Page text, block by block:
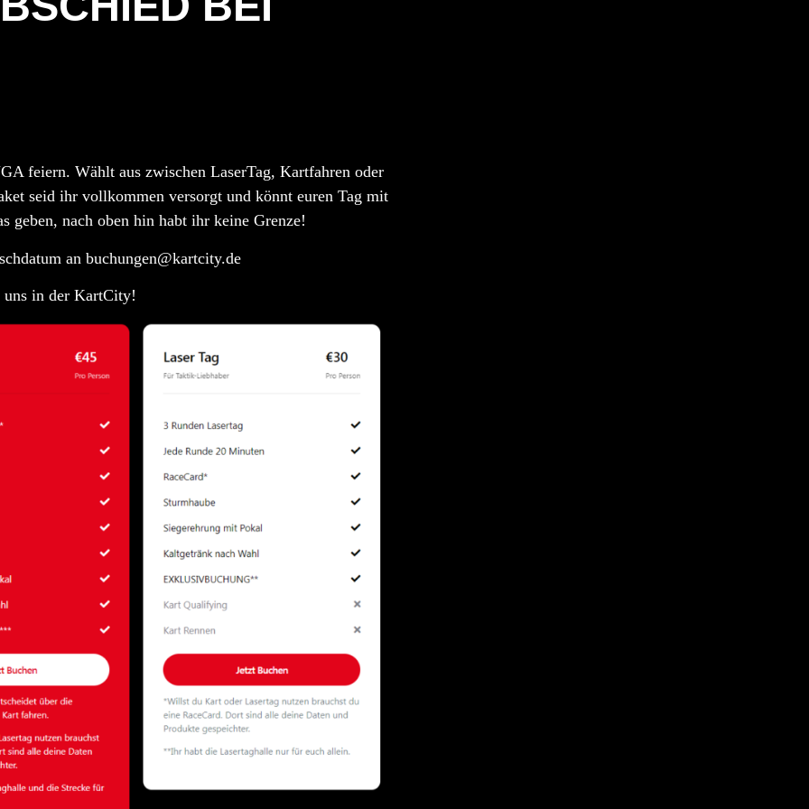
feiern. Wählt aus zwischen LaserTag, Kartfahren oder
seid ihr vollkommen versorgt und könnt euren Tag mit
geben, nach oben hin habt ihr keine Grenze!
an buchungen@kartcity.de
uns in der KartCity!